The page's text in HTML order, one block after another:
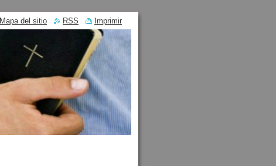
Mapa del sitio RSS Imprimir